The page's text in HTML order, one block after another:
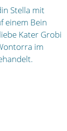
Stella mit
einem Bein
Kater Grobi
im